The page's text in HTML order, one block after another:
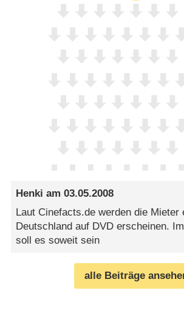
Henki am03.05.2008
Laut Cinefacts.de werden die Mieter
Deutschland auf DVD erscheinen.
soll es soweit sein
alle Beiträge